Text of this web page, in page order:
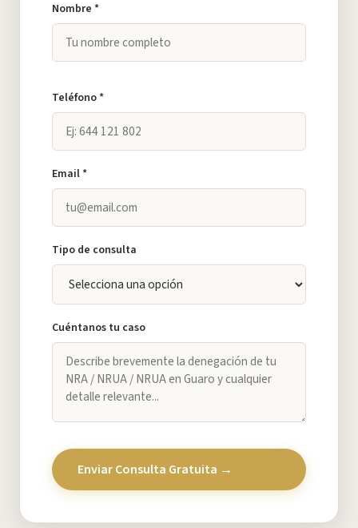
Nombre *
Teléfono *
Email *
Tipo de consulta
Cuéntanos tu caso
Enviar Consulta Gratuita →